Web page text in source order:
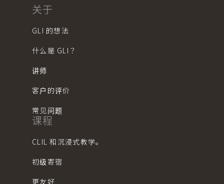
关于
GLI 的想法
什么是 GLI？
讲师
客户的评价
常见问题
课程
CLIL 和沉浸式教学。
初级寄宿
更友好